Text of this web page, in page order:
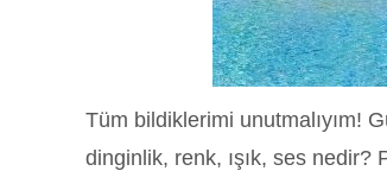
Tüm bildiklerimi unutmalıyım!
dinginlik, renk, ışık, ses nedir?